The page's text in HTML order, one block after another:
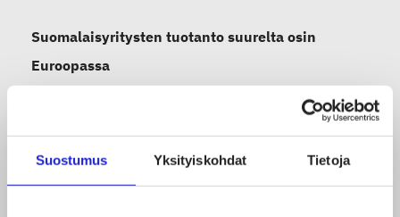
Suostumus Yksityiskohdat Tietoja
Suomalaisyritysten tuotanto suurelta osin
Euroopassa